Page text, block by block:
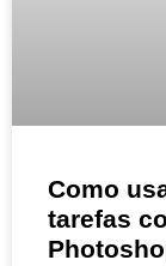
Como
tarefas